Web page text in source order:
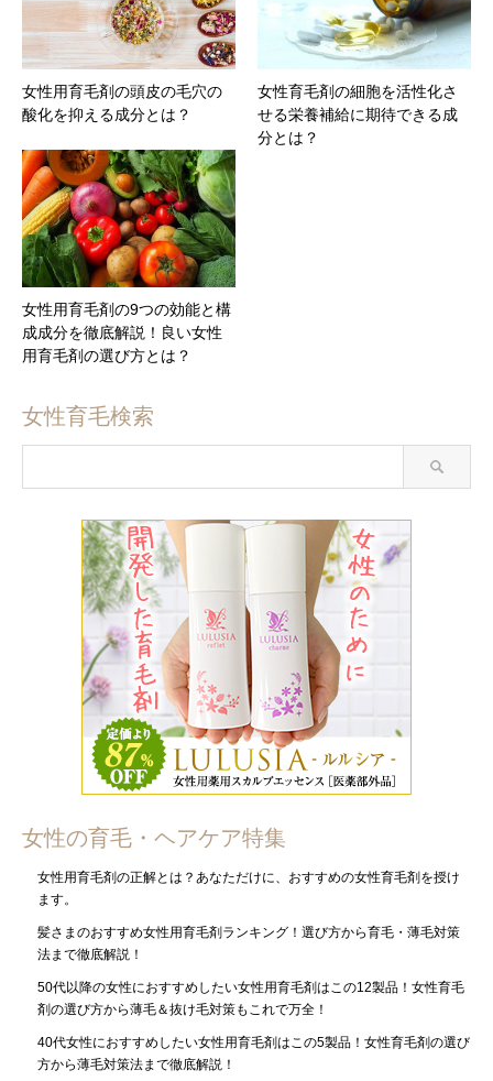
女性用育毛剤の頭皮の毛穴の
酸化を抑える成分とは？
女性育毛剤の細胞を活性化さ
せる栄養補給に期待できる成
分とは？
女性用育毛剤の9つの効能と構
成成分を徹底解説！良い女性
用育毛剤の選び方とは？
女性育毛検索
女性の育毛・ヘアケア特集
女性用育毛剤の正解とは？あなただけに、おすすめの女性育毛剤を授け
ます。
髪さまのおすすめ女性用育毛剤ランキング！選び方から育毛・薄毛対策
法まで徹底解説！
50代以降の女性におすすめしたい女性用育毛剤はこの12製品！女性育毛
剤の選び方から薄毛＆抜け毛対策もこれで万全！
40代女性におすすめしたい女性用育毛剤はこの5製品！女性育毛剤の選び
方から薄毛対策法まで徹底解説！